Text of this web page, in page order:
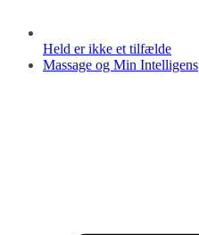
Held er ikke et tilfælde
Massage og Min Intelligens